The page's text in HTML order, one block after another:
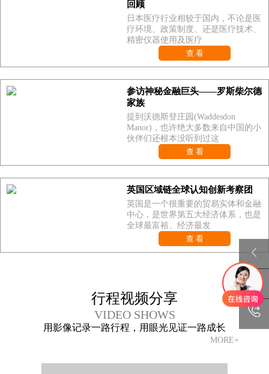
回顾
日本医疗行业相较于国内，不论是医
疗环境、政策制度、还是医疗技术、
精密仪器使用及医疗
查 看
参访神秘金融巨头——罗斯柴尔德
家族
提到沃德斯登庄园(Waddesdon
Manor)，也许绝大多数来自中国的小
伙伴们还根本没听到过这
查 看
英国区域链全球认知创新考察团
英国是一个很重要的贸易实体和金融
中心，是世界第五大经济体系，也是
全球最富裕、经济最发
查 看
行程视频分享
VIDEO SHOWS
用影像记录一路行程，用眼光见证一路成长
MORE+